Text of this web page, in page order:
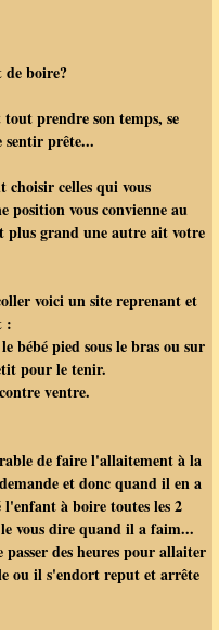
de boire?
prendre son temps, se
sentir prête...
choisir celles qui vous
position vous convienne au
grand une autre ait votre
voici un site reprenant et
:
bébé pied sous le bras ou sur
pour le tenir.
ventre.
de faire l'allaitement à la
et donc quand il en a
l'enfant à boire toutes les 2
vous dire quand il a faim...
des heures pour allaiter
ou il s'endort reput et arrête